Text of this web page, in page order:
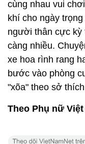
cùng nhau vui
khí cho ngày
người thân cực kỳ
càng nhiều.
xe hoa rình rang
bước vào phòng
"xõa" theo sở
Theo Phụ nữ Việt